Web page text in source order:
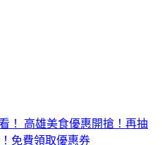
！ 高雄美食優惠開搶！再抽
免費領取優惠券